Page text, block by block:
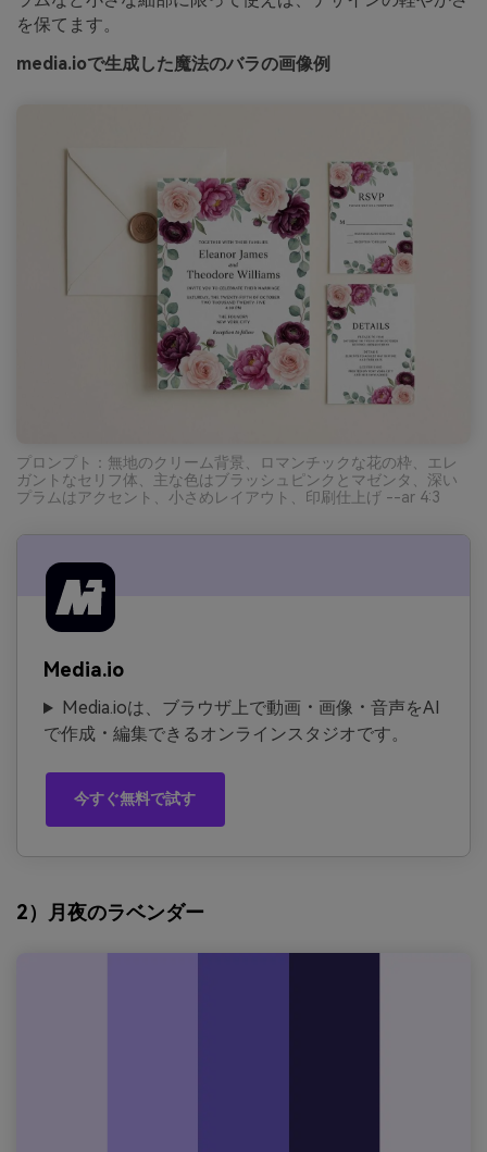
を保てます。
media.ioで生成した魔法のバラの画像例
プロンプト：無地のクリーム背景、ロマンチックな花の枠、エレ
ガントなセリフ体、主な色はブラッシュピンクとマゼンタ、深い
プラムはアクセント、小さめレイアウト、印刷仕上げ --ar 4:3
Media.io
Media.ioは、ブラウザ上で動画・画像・音声をAI
で作成・編集できるオンラインスタジオです。
今すぐ無料で試す
2）月夜のラベンダー